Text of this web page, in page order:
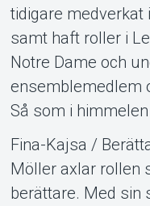
tidigare medverkat
samt haft roller i
Notre Dame och
ensemblemedlem
Så som i
Fina-Kajsa /
Möller axlar rollen
berättare. Med sin